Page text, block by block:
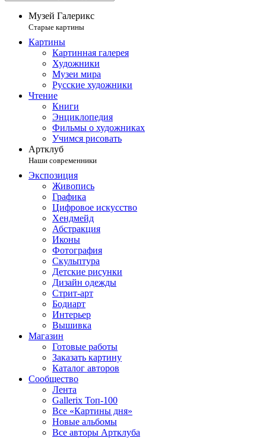
Музей Галерикс
Старые картины
Картины
Картинная галерея
Художники
Музеи мира
Русские художники
Чтение
Книги
Энциклопедия
Фильмы о художниках
Учимся рисовать
Артклуб
Наши современники
Экспозиция
Живопись
Графика
Цифровое искусство
Хендмейд
Абстракция
Иконы
Фотография
Скульптура
Детские рисунки
Дизайн одежды
Стрит-арт
Бодиарт
Интерьер
Вышивка
Магазин
Готовые работы
Заказать картину
Каталог авторов
Сообщество
Лента
Gallerix Топ-100
Все «Картины дня»
Новые альбомы
Все авторы Артклуба